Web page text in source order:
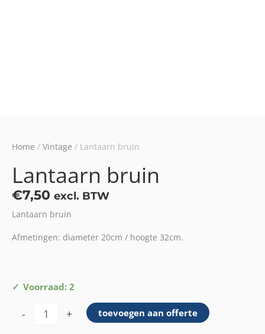
Home / Vintage / Lantaarn bruin
Lantaarn bruin
€7,50 excl. BTW
Lantaarn bruin
Afmetingen: diameter 20cm / hoogte 32cm.
Voorraad: 2
-
Lantaarn
aantal
+ toevoegen aan offerte